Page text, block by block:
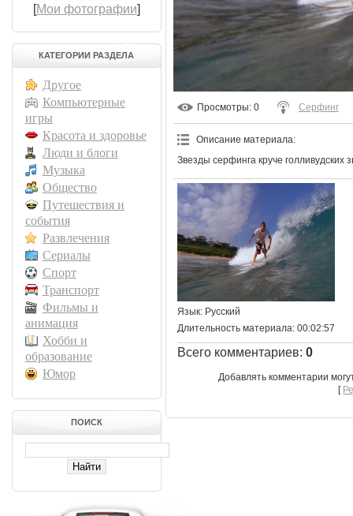
[Мои фотографии]
КАТЕГОРИИ РАЗДЕЛА
Другое
Компьютерные
игры
Красота и здоровье
Люди и блоги
Музыка
Общество
Путешествия и
события
Развлечения
Сериалы
Спорт
Транспорт
Фильмы и
анимация
Хобби и
образование
Юмор
ПОИСК
Просмотры: 0 Серфинг
Описание материала:
Звезды серфинга круче голливудских
Язык: Русский
Длительность материала: 00:02:57
Всего комментариев: 0
Добавлять комментарии
[